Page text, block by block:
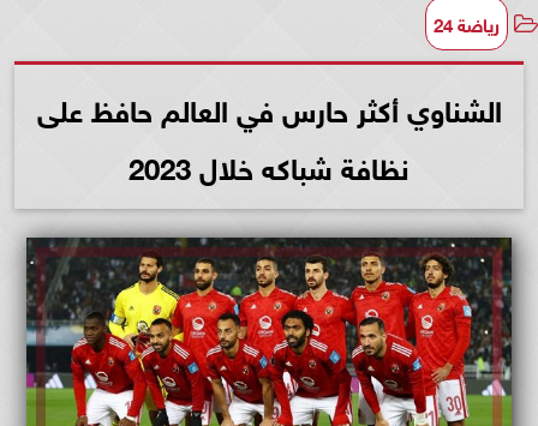
رياضة 24
الشناوي أكثر حارس في العالم حافظ على
نظافة شباكه خلال 2023